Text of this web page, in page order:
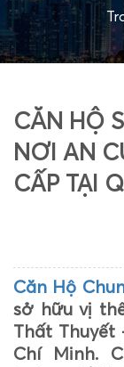
CĂN HỘ
NƠI AN
CẤP TẠI
Căn Hộ
sở hữu vị
Thất Thuyết
Chí Minh.